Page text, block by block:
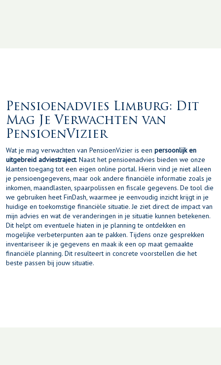
Pensioenadvies Limburg: Dit
Mag Je Verwachten van
PensioenVizier
Wat je mag verwachten van PensioenVizier is een persoonlijk en
uitgebreid adviestraject. Naast het pensioenadvies bieden we onze
klanten toegang tot een eigen online portal. Hierin vind je niet alleen
je pensioengegevens, maar ook andere financiële informatie zoals je
inkomen, maandlasten, spaarpolissen en fiscale gegevens. De tool die
we gebruiken heet FinDash, waarmee je eenvoudig inzicht krijgt in je
huidige en toekomstige financiële situatie. Je ziet direct de impact van
mijn advies en wat de veranderingen in je situatie kunnen betekenen.
Dit helpt om eventuele hiaten in je planning te ontdekken en
mogelijke verbeterpunten aan te pakken. Tijdens onze gesprekken
inventariseer ik je gegevens en maak ik een op maat gemaakte
financiële planning. Dit resulteert in concrete voorstellen die het
beste passen bij jouw situatie.